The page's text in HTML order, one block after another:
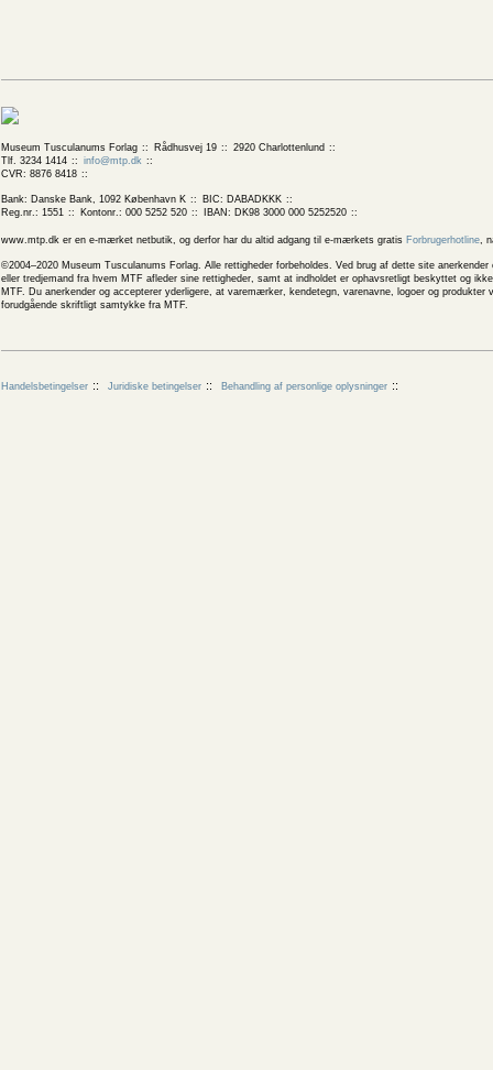
Museum Tusculanums Forlag Rådhusvej 19
2920 Charlottenlund
Tlf. 3234 1414
info@mtp.dk
CVR: 8876 8418
Bank: Danske Bank, 1092 København K
BIC: DABADKKK
Reg.nr.: 1551
Kontonr.: 000 5252 520 IBAN: DK98 3000 000 5252520
www.mtp.dk er en e-mærket netbutik, og derfor har du altid adgang til e-mærkets gratis Forbrugerhotline,
©2004–2020 Museum Tusculanums Forlag. Alle rettigheder forbeholdes. Ved brug af dette site
eller tredjemand fra hvem MTF afleder sine rettigheder, samt at indholdet er ophavsretligt beskyttet og
MTF. Du anerkender og accepterer yderligere, at varemærker, kendetegn, varenavne, logoer og
forudgående skriftligt samtykke fra MTF.
Handelsbetingelser Juridiske betingelser Behandling af personlige oplysninger